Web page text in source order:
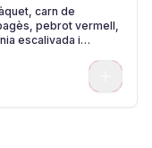
carn de
pebrot vermell,
escalivada i